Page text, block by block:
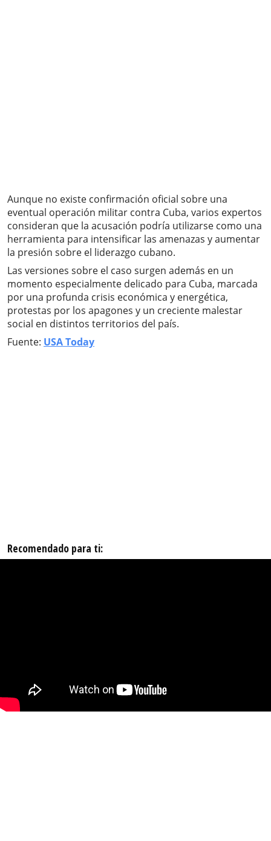
Aunque no existe confirmación oficial sobre una
eventual operación militar contra Cuba, varios expertos
consideran que la acusación podría utilizarse como una
herramienta para intensificar las amenazas y aumentar
la presión sobre el liderazgo cubano.
Las versiones sobre el caso surgen además en un
momento especialmente delicado para Cuba, marcada
por una profunda crisis económica y energética,
protestas por los apagones y un creciente malestar
social en distintos territorios del país.
Fuente: USA Today
Recomendado para ti: